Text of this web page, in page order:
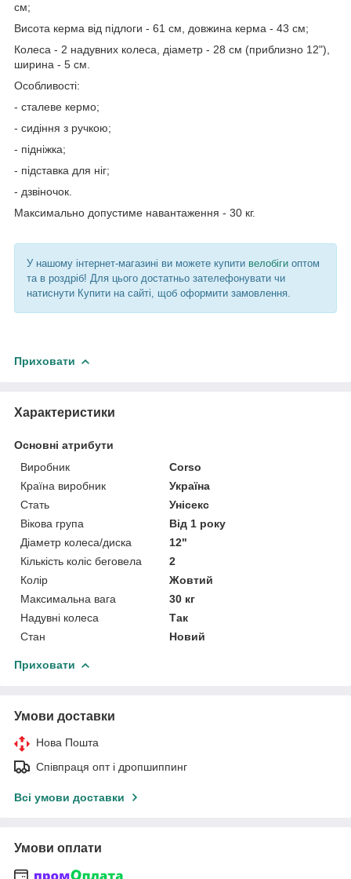
см;
Висота керма від підлоги - 61 см, довжина керма - 43 см;
Колеса - 2 надувних колеса, діаметр - 28 см (приблизно 12"),
ширина - 5 см.
Особливості:
- сталеве кермо;
- сидіння з ручкою;
- підніжка;
- підставка для ніг;
- дзвіночок.
Максимально допустиме навантаження - 30 кг.
У нашому інтернет-магазині ви можете купити велобіги оптом
та в роздріб! Для цього достатньо зателефонувати чи
натиснути Купити на сайті, щоб оформити замовлення.
Приховати
Характеристики
Основні атрибути
Виробник
Corso
Країна виробник
Україна
Стать
Унісекс
Вікова група
Від 1 року
Діаметр колеса/диска
12"
Кількість коліс беговела
2
Колір
Жовтий
Максимальна вага
30 кг
Надувні колеса
Так
Стан
Новий
Приховати
Умови доставки
Нова Пошта
Співпраця опт і дропшиппинг
Всі умови доставки
Умови оплати